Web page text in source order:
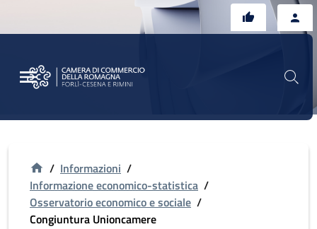
/ Informazioni /
Informazione economico-statistica /
Osservatorio economico e sociale /
Congiuntura Unioncamere